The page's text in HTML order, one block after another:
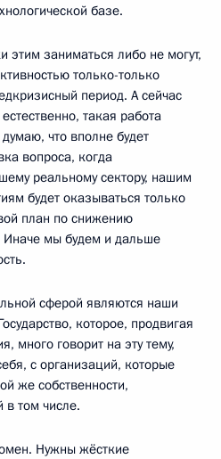
базе.
этим заниматься либо не могут,
только-только
период. А сейчас
такая работа
что вполне будет
вопроса, когда
реальному сектору, нашим
будет оказываться только
план по снижению
Иначе мы будем и дальше
сферой являются наши
которое, продвигая
много говорит на эту тему,
с организаций, которые
же собственности,
том числе.
Нужны жёсткие